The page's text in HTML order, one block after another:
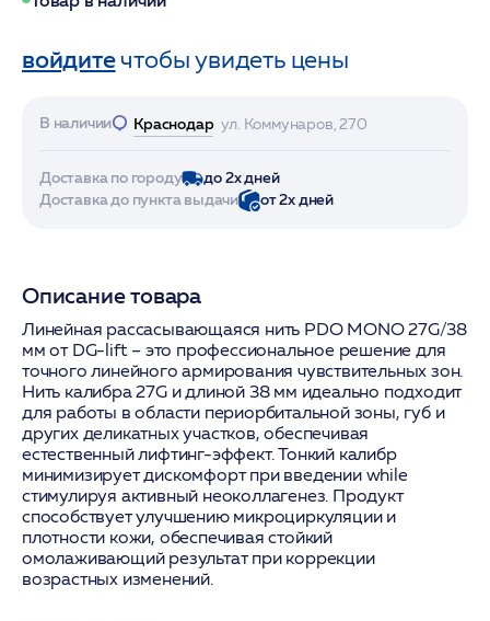
войдитечтобы увидеть цены
В наличии Краснодар ул. Коммунаров, 270
Доставка по городу
до 2х дней
Доставка до пункта выдачи
от 2х дней
Описание товара
Линейная рассасывающаяся нить PDO MONO 27G/38
мм от DG-lift – это профессиональное решение для
точного линейного армирования чувствительных зон.
Нить калибра 27G и длиной 38 мм идеально подходит
для работы в области периорбитальной зоны, губ и
других деликатных участков, обеспечивая
естественный лифтинг-эффект. Тонкий калибр
минимизирует дискомфорт при введении while
стимулируя активный неоколлагенез. Продукт
способствует улучшению микроциркуляции и
плотности кожи, обеспечивая стойкий
омолаживающий результат при коррекции
возрастных изменений.